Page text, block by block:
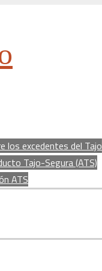
los excedentes del Tajo
Tajo-Segura (ATS)
ATS